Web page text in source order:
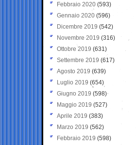
Febbraio 2020 (593)
Gennaio 2020 (596)
Dicembre 2019 (542)
Novembre 2019 (316)
Ottobre 2019 (631)
Settembre 2019 (617)
Agosto 2019 (639)
Luglio 2019 (654)
Giugno 2019 (598)
Maggio 2019 (527)
Aprile 2019 (383)
Marzo 2019 (562)
Febbraio 2019 (598)